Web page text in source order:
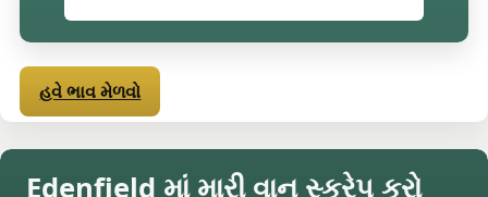
હવે ભાવ મેળવો
Edenfield માં મારી વાન સ્ક્રેપ કરો